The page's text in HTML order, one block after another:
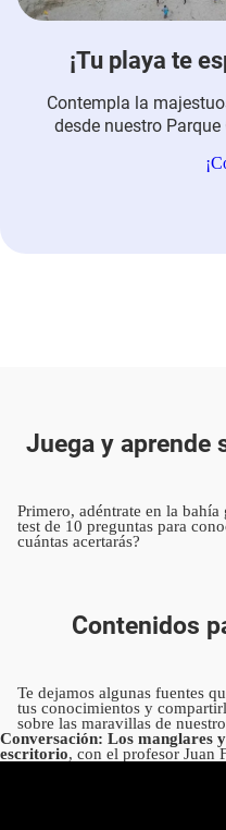
¡Tu playa te
Contempla la
desde nuestro
Juega y aprende
Primero, adéntrate en la
test de 10 preguntas para
cuántas acertarás?
Contenidos
Te dejamos algunas fuentes
tus conocimientos y
sobre las maravillas de
Conversación: Los manglares
escritorio, con el profesor Juan